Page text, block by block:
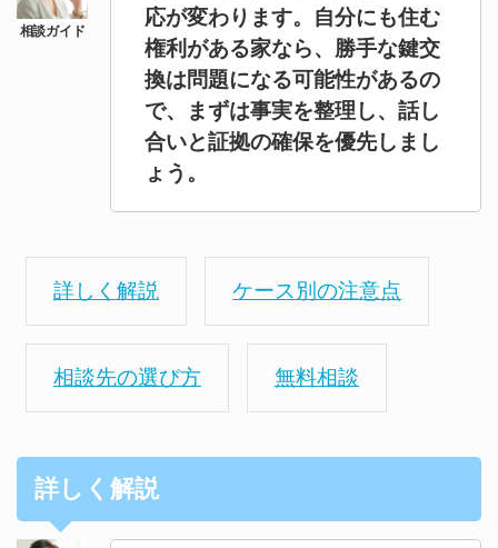
応が変わります。自分にも住む
権利がある家なら、勝手な鍵交
換は問題になる可能性があるの
で、まずは事実を整理し、話し
合いと証拠の確保を優先しまし
ょう。
詳しく解説 ケース別の注意点
相談先の選び方 無料相談
詳しく解説